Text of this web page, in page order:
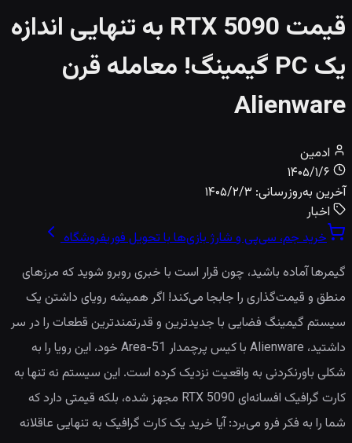
قیمت RTX 5090 به تنهایی اندازه
یک PC گیمینگ! معامله قرن
Alienware
ادمین
۱۴۰۵/۱/۶
آخرین به‌روزرسانی: ۱۴۰۵/۲/۳
اخبار
خرید جم، سی‌پی و شارژ بازی‌ها با تحویل فوریفروشگاه
گیمرها آماده باشید، چون قرار است با خبری روبرو شوید که مرزهای
منطق و قیمت‌گذاری را جابجا می‌کند! اگر همیشه رویای داشتن یک
سیستم گیمینگ فضایی با جدیدترین و قدرتمندترین قطعات را در سر
داشتید، Alienware با کیس پرچمدار Area-51 خود، این رویا را به
شکلی باورنکردنی به واقعیت نزدیک کرده است. این سیستم نه تنها به
کارت گرافیک افسانه‌ای RTX 5090 مجهز شده، بلکه قیمتی دارد که
شما را به فکر فرو می‌برد: آیا خرید یک کارت گرافیک به تنهایی عاقلانه